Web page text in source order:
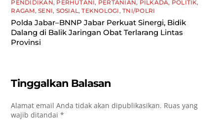
PENDIDIKAN, PERHUTANI, PERTANIAN, PILKADA, POLITIK,
RAGAM,SENI, SOSIAL,TEKNOLOGI,TNI/POLRI
Polda Jabar–BNNP Jabar Perkuat Sinergi, Bidik
Dalang di Balik Jaringan Obat Terlarang Lintas
Provinsi
Tinggalkan Balasan
Alamat email Anda tidak akan dipublikasikan. Ruas yang
wajib ditandai*